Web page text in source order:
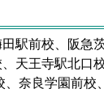
駅前校、阪急
天王寺駅北口
奈良学園前校